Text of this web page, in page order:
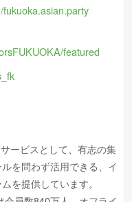
featured
ービスとして、有志の集
を問わず活用できる、イ
を提供しています。